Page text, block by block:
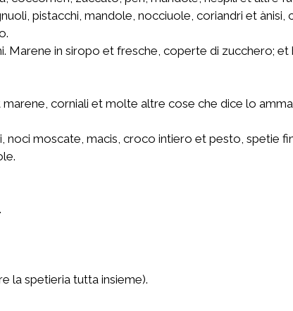
pistacchi, mandole, nocciuole, coriandri et
Marene in siropo et fresche, coperte di zucchero;
marene, corniali et molte altre cose che dice lo
noci moscate, macis, croco intiero et pesto, spetie
la spetieria tutta insieme).